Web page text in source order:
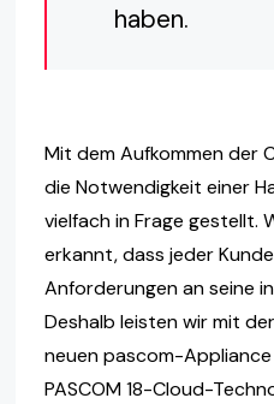
haben.
Mit dem Aufkommen der
die Notwendigkeit einer
vielfach in Frage gestellt.
erkannt, dass jeder
Anforderungen an seine
Deshalb leisten wir mit
neuen pascom-
PASCOM 18-Cloud-